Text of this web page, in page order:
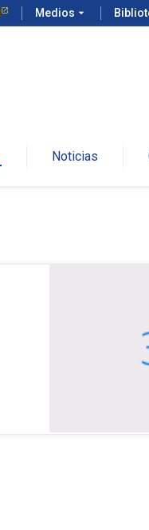
Medios arrow_drop_down
Noticias